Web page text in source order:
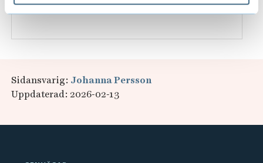
Sidansvarig: Johanna Persson
Uppdaterad: 2026-02-13